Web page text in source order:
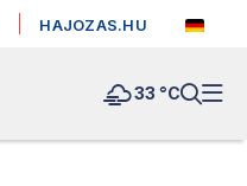
HAJOZAS.HU
33 °C